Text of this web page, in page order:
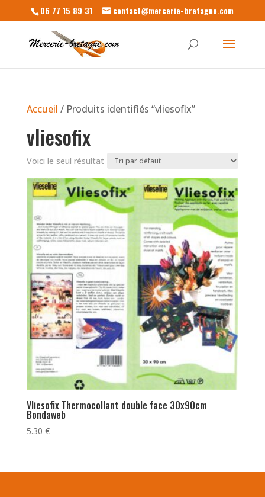
06 77 15 89 31 contact@mercerie-bretagne.com
Accueil / Produits identifiés “vliesofix”
vliesofix
Voici le seul résultat
Vliesofix Thermocollant double face 30x90cm
Bondaweb
5.30 €